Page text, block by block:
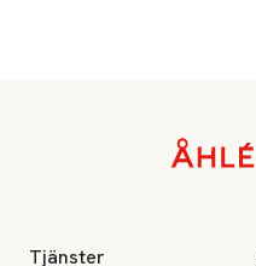
Tjänster